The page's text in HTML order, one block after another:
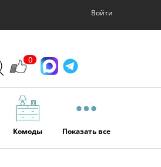
Войти
0
Комоды Показать все